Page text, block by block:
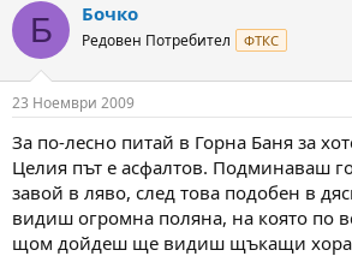
Б Бочко
Редовен Потребител ФТКС
23 Ноември 2009
За по-лесно питай в Горна Баня за
Целия път е асфалтов. Подминаваш
завой в ляво, след това подобен в
видиш огромна поляна, на която по
щом дойдеш ще видиш щъкащи хора